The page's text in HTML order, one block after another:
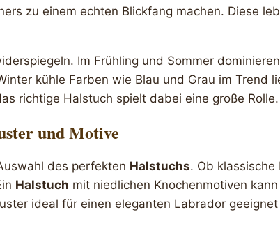
zu einem echten Blickfang machen. Diese
Im Frühling und Sommer
kühle Farben wie Blau und Grau im Trend
richtige Halstuch spielt dabei eine große Rolle.
und Motive
des perfekten Halstuchs. Ob klassische
Halstuch mit niedlichen Knochenmotiven
ideal für einen eleganten Labrador